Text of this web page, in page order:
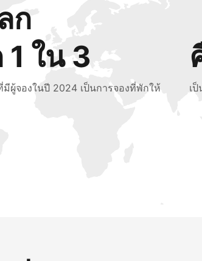
ก
1 ใน 3
ผู้จองในปี 2024 เป็นการจองที่พักให้
เ